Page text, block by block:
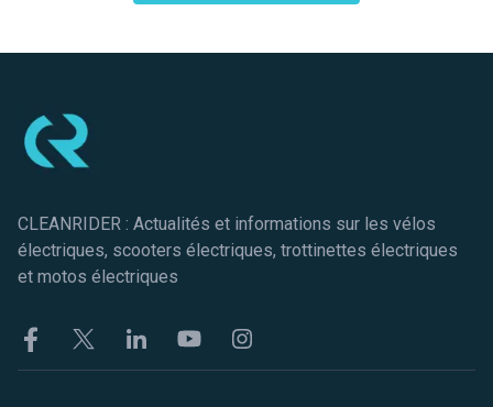
CLEANRIDER : Actualités et informations sur les vélos
électriques, scooters électriques, trottinettes électriques
et motos électriques
FacebookTwitter LinkekinYoutubeInstagram